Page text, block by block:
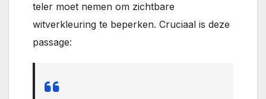
teler moet nemen om zichtbare
witverkleuring te beperken. Cruciaal is deze
passage: